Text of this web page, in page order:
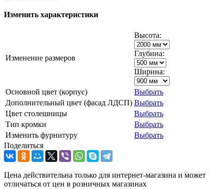
Изменить характеристики
Изменение размеров
Высота:
Глубина:
Ширина:
Основной цвет (корпус)
Выбрать
Дополнительный цвет (фасад ЛДСП) Выбрать
Цвет столешницы
Выбрать
Тип кромки
Выбрать
Изменить фурнитуру
Выбрать
Поделиться
Цена действительна только для интернет-магазина и может
отличаться от цен в розничных магазинах